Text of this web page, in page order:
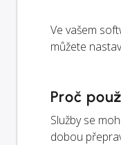
Ve vašem
můžete
Proč
Služby se
dobou